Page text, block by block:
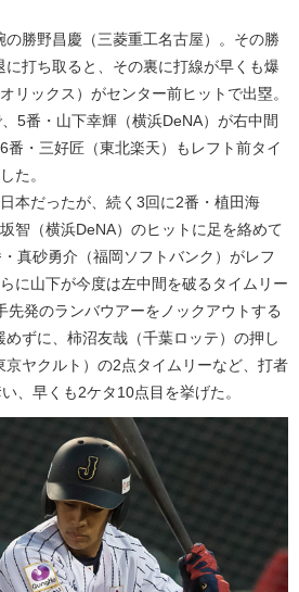
勝野昌慶（三菱重工名古屋）。その勝
打ち取ると、その裏に打線が早くも爆
リックス）がセンター前ヒットで出塁。
5番・山下幸輝（横浜DeNA）が右中間
番・三好匠（東北楽天）もレフト前タイ
た。
本だったが、続く3回に2番・植田海
智（横浜DeNA）のヒットに足を絡めて
真砂勇介（福岡ソフトバンク）がレフ
に山下が今度は左中間を破るタイムリー
先発のランバウアーをノックアウトする
めずに、柿沼友哉（千葉ロッテ）の押し
京ヤクルト）の2点タイムリーなど、打者
、早くも2ケタ10点目を挙げた。